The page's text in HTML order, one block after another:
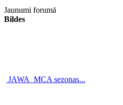
Jaunumi forumā
Bildes
JAWA_MCA sezonas...